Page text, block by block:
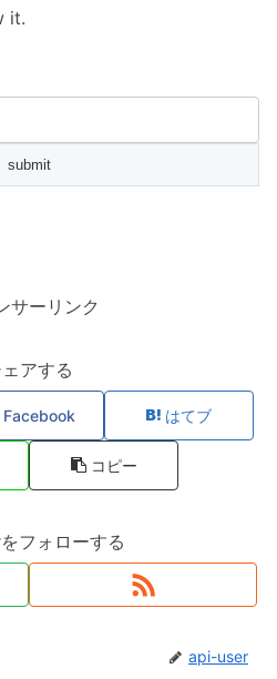
it.
サーリンク
アする
Facebook はてブ
コピー
フォローする
api-user